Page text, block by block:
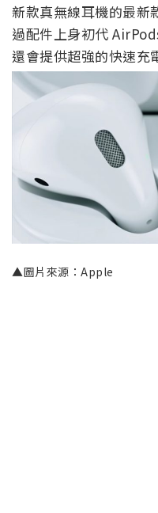
新款真無線耳機的最新
過配件上身初代
還會提供超強的快速充
▲圖片來源：Apple